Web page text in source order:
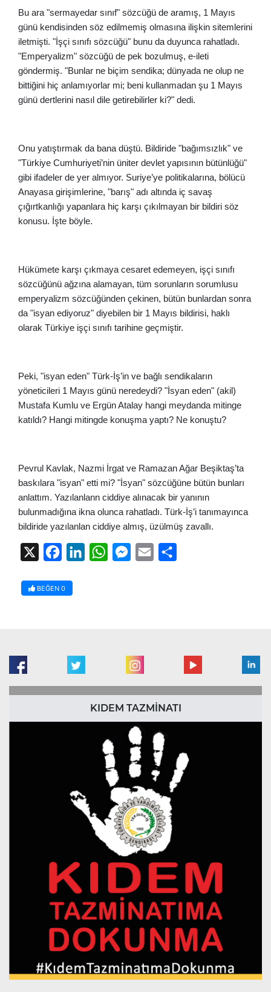
Bu ara "sermayedar sınıf" sözcüğü de aramış, 1 Mayıs
günü kendisinden söz edilmemiş olmasına ilişkin sitemlerini
iletmişti. "İşçi sınıfı sözcüğü" bunu da duyunca rahatladı.
"Emperyalizm" sözcüğü de pek bozulmuş, e-ileti
göndermiş. "Bunlar ne biçim sendika; dünyada ne olup ne
bittiğini hiç anlamıyorlar mi; beni kullanmadan şu 1 Mayıs
günü dertlerini nasıl dile getirebilirler ki?" dedi.
Onu yatıştırmak da bana düştü. Bildiride "bağımsızlık" ve
"Türkiye Cumhuriyeti’nin üniter devlet yapısının bütünlüğü"
gibi ifadeler de yer almıyor. Suriye’ye politikalarına, bölücü
Anayasa girişimlerine, "barış" adı altında iç savaş
çığırtkanlığı yapanlara hiç karşı çıkılmayan bir bildiri söz
konusu. İşte böyle.
Hükümete karşı çıkmaya cesaret edemeyen, işçi sınıfı
sözcüğünü ağzına alamayan, tüm sorunların sorumlusu
emperyalizm sözcüğünden çekinen, bütün bunlardan sonra
da "isyan ediyoruz" diyebilen bir 1 Mayıs bildirisi, haklı
olarak Türkiye işçi sınıfı tarihine geçmiştir.
Peki, "isyan eden" Türk-İş’in ve bağlı sendikaların
yöneticileri 1 Mayıs günü neredeydi? "İsyan eden" (akil)
Mustafa Kumlu ve Ergün Atalay hangi meydanda mitinge
katıldı? Hangi mitingde konuşma yaptı? Ne konuştu?
Pevrul Kavlak, Nazmi İrgat ve Ramazan Ağar Beşiktaş’ta
baskılara "isyan" etti mi? "İsyan" sözcüğüne bütün bunları
anlattım. Yazılanlann ciddiye alınacak bir yanının
bulunmadığına ikna olunca rahatladı. Türk-İş’i tanımayınca
bildiride yazılanlan ciddiye almış, üzülmüş zavallı.
FacebookLinkedInWhatsAppMessenger
Email
BEĞEN 0
KIDEM TAZMİNATI